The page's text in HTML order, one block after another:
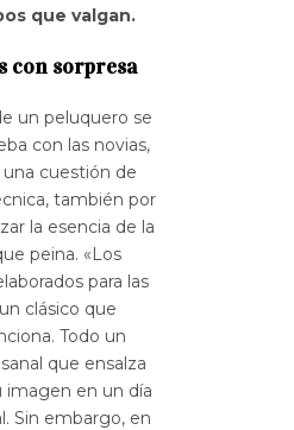
que valgan.
con sorpresa
un peluquero se
con las novias,
cuestión de
también por
la esencia de la
peina. «Los
para las
clásico que
Todo un
que ensalza
imagen en un día
Sin embargo, en